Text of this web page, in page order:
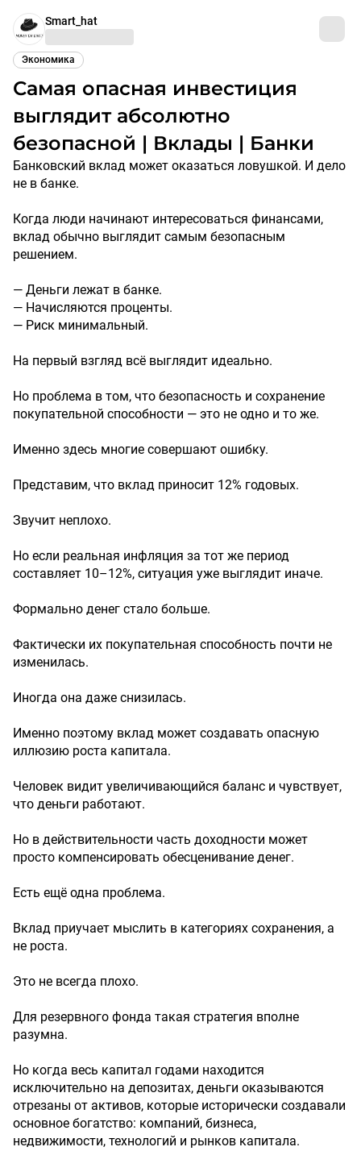
Smart_hat
Экономика
Самая опасная инвестиция
выглядит абсолютно
безопасной | Вклады | Банки
Банковский вклад может оказаться ловушкой. И дело
не в банке.
Когда люди начинают интересоваться финансами,
вклад обычно выглядит самым безопасным
решением.
— Деньги лежат в банке.
— Начисляются проценты.
— Риск минимальный.
На первый взгляд всё выглядит идеально.
Но проблема в том, что безопасность и сохранение
покупательной способности — это не одно и то же.
Именно здесь многие совершают ошибку.
Представим, что вклад приносит 12% годовых.
Звучит неплохо.
Но если реальная инфляция за тот же период
составляет 10–12%, ситуация уже выглядит иначе.
Формально денег стало больше.
Фактически их покупательная способность почти не
изменилась.
Иногда она даже снизилась.
Именно поэтому вклад может создавать опасную
иллюзию роста капитала.
Человек видит увеличивающийся баланс и чувствует,
что деньги работают.
Но в действительности часть доходности может
просто компенсировать обесценивание денег.
Есть ещё одна проблема.
Вклад приучает мыслить в категориях сохранения, а
не роста.
Это не всегда плохо.
Для резервного фонда такая стратегия вполне
разумна.
Но когда весь капитал годами находится
исключительно на депозитах, деньги оказываются
отрезаны от активов, которые исторически создавали
основное богатство: компаний, бизнеса,
недвижимости, технологий и рынков капитала.